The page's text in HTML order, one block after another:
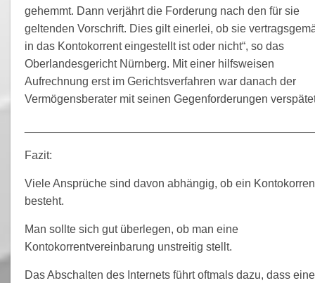
gehemmt. Dann verjährt die Forderung nach den für sie
geltenden Vorschrift. Dies gilt einerlei, ob sie
in das Kontokorrent eingestellt ist oder nicht“, so das
Oberlandesgericht Nürnberg. Mit einer hilfsweisen
Aufrechnung erst im Gerichtsverfahren war danach der
Vermögensberater mit seinen Gegenforderungen
Fazit:
Viele Ansprüche sind davon abhängig, ob ein
besteht.
Man sollte sich gut überlegen, ob man eine
Kontokorrentvereinbarung unstreitig stellt.
Das Abschalten des Internets führt oftmals dazu, dass eine